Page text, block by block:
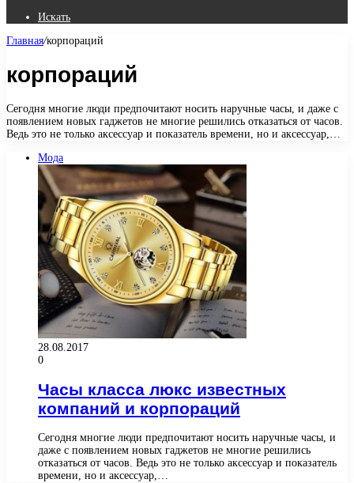
Искать
Главная/корпораций
корпораций
Сегодня многие люди предпочитают носить наручные часы, и даже с
появлением новых гаджетов не многие решились отказаться от часов.
Ведь это не только аксессуар и показатель времени, но и аксессуар,…
Мода
28.08.2017
0
Часы класса люкс известных
компаний и корпораций
Сегодня многие люди предпочитают носить наручные часы, и
даже с появлением новых гаджетов не многие решились
отказаться от часов. Ведь это не только аксессуар и показатель
времени, но и аксессуар,…